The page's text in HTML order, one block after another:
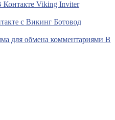
Viking Inviter
с Викинг Ботовод
для обмена комментариями В